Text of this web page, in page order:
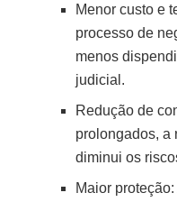
Menor custo e
processo de
menos
judicial.
Redução de
prolongados, a
diminui os
Maior